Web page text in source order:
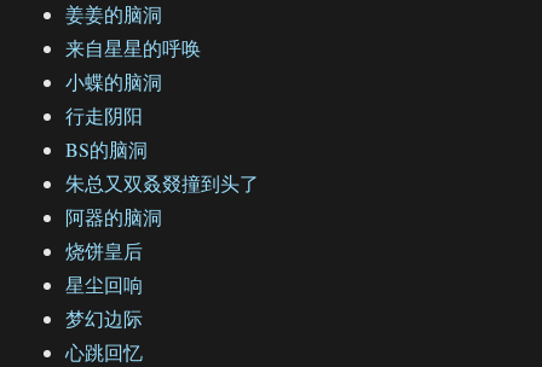
姜姜的脑洞
来自星星的呼唤
小蝶的脑洞
行走阴阳
BS的脑洞
朱总又双叒叕撞到头了
阿器的脑洞
烧饼皇后
星尘回响
梦幻边际
心跳回忆